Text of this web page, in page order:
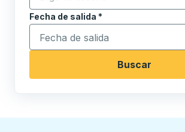
Fecha de salida *
Escriba la fecha en formato de
Buscar